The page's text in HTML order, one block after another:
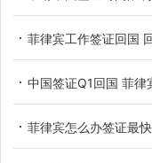
菲律宾工作签证回国
中国签证Q1回国 菲律
菲律宾怎么办签证最